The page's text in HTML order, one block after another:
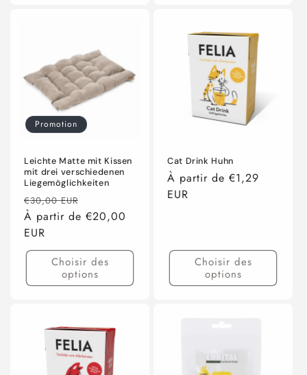
Promotion
Leichte Matte mit Kissen
mit drei verschiedenen
Liegemöglichkeiten
Prix
habituel
€30,00 EUR
promotionnel
À partir de €20,00
EUR
Choisir des
options
Cat Drink Huhn
Prix
habituel
À partir de €1,29
EUR
Choisir des
options